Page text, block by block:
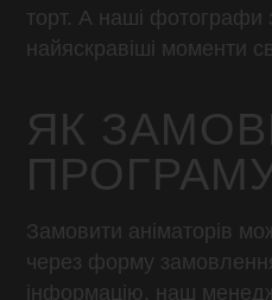
торт. А наші фотографи
найяскравіші моменти
ЯК
Замовити аніматорів
через форму
інформацію, наш